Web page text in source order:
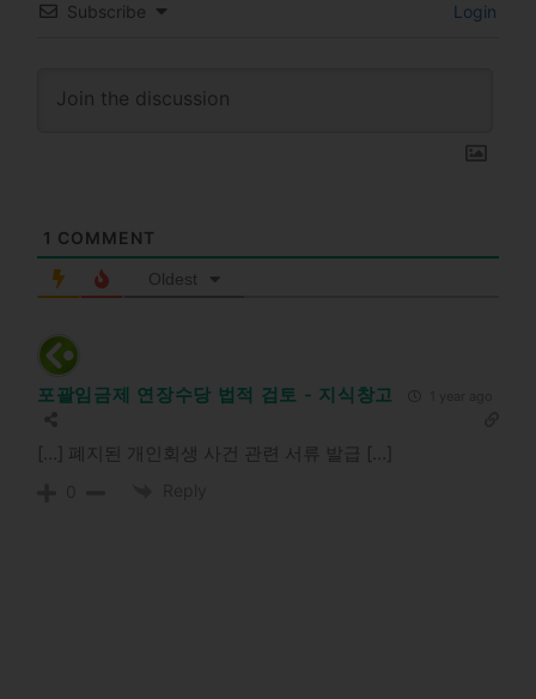
Subscribe Login
1 COMMENT
Oldest
포괄임금제 연장수당 법적 검토 - 지식창고
[…] 폐지된 개인회생 사건 관련 서류 발급 […]